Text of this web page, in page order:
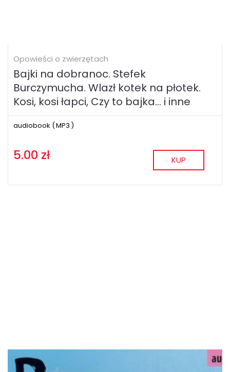
Opowieści o zwierzętach
Bajki na dobranoc. Stefek
Burczymucha. Wlazł kotek na płotek.
Kosi, kosi łapci, Czy to bajka... i inne
audiobook (MP3 )
5.00 zł KUP